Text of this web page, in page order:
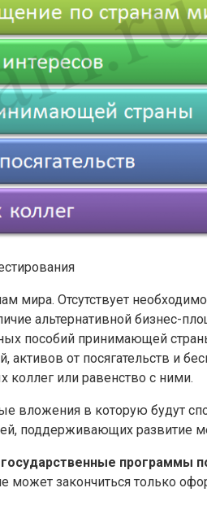
мира. Отсутствует
альтернативной бизнес-
пособий принимающей
от посягательств и
коллег или равенство с ними.
вложения в которую будут
поддерживающих развитие
программы
может закончиться только